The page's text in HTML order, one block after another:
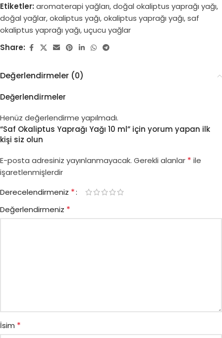
Etiketler: aromaterapi yağları,doğal okaliptus yaprağı yağı,
doğal yağlar,okaliptus yağı,okaliptus yaprağı yağı,saf
okaliptus yaprağı yağı,uçucu yağlar
Share:
Değerlendirmeler (0)
Değerlendirmeler
Henüz değerlendirme yapılmadı.
“Saf Okaliptus Yaprağı Yağı 10 ml” için yorum yapan ilk
kişi siz olun
E-posta adresiniz yayınlanmayacak. Gerekli alanlar * ile
işaretlenmişlerdir
Derecelendirmeniz *
Değerlendirmeniz *
İsim *